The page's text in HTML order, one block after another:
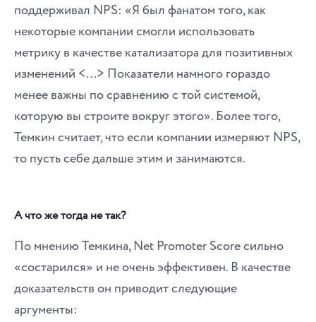
поддерживал NPS: «Я был фанатом того, как
некоторые компании смогли использовать
метрику в качестве катализатора для позитивных
изменений <…> Показатели намного гораздо
менее важны по сравнению с той системой,
которую вы строите вокруг этого». Более того,
Темкин считает, что если компании измеряют NPS,
то пусть себе дальше этим и занимаются.
А что же тогда не так?
По мнению Темкина, Net Promoter Score сильно
«состарился» и не очень эффективен. В качестве
доказательств он приводит следующие
аргументы: